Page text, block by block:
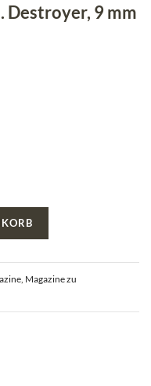
Destroyer, 9 mm
Magazine zu